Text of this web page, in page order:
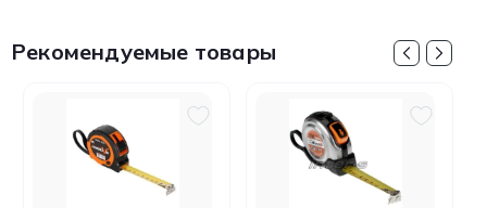
Рекомендуемые товары